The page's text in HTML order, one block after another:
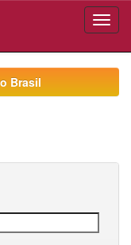
Brasil